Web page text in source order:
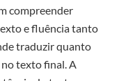
compreender
e fluência tanto
traduzir quanto
texto final. A